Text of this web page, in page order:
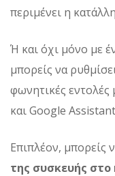
περιμένει η
Ή και όχι μόνο με
μπορείς να
φωνητικές
και Google
Επιπλέον, μπορείς
της συσκευής